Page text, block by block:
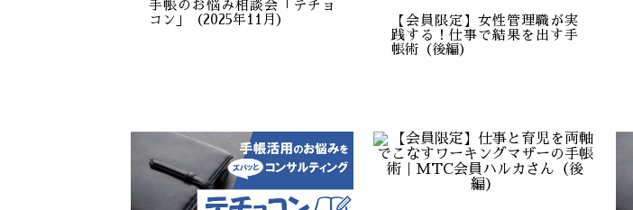
手帳のお悩み相談会「テチョ
コン」（2025年11月）
【会員限定】女性管理職が実
践する！仕事で結果を出す手
帳術（後編）